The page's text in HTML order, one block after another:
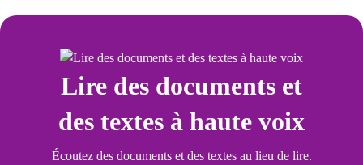
Lire des documents et
des textes à haute voix
Écoutez des documents et des textes au lieu de lire.